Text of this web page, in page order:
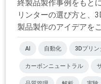
終製品製作事例をもと
リンターの選び方と、
製品製作のアイデアを
AI 自動化 3Dプリン
カーボンニュートラル